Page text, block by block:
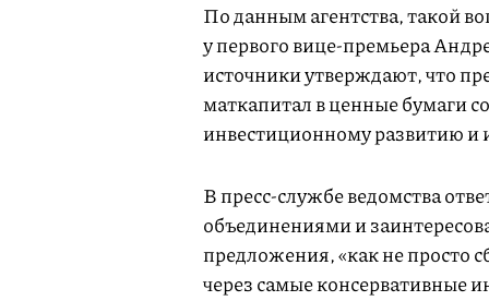
По данным агентства, такой
у первого вице-премьера
источники утверждают, что
маткапитал в ценные бумаги
инвестиционному развитию
В пресс-службе ведомства
объединениями и
предложения, «как не просто
через самые консервативные